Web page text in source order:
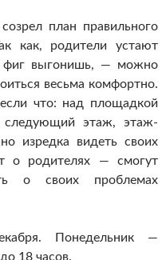
план правильного
как, родители устают
фиг выгонишь, — можно
весьма комфортно.
что: над площадкой
следующий этаж, этаж-
изредка видеть своих
о родителях — смогут
о своих проблемах
Понедельник —
18 часов.